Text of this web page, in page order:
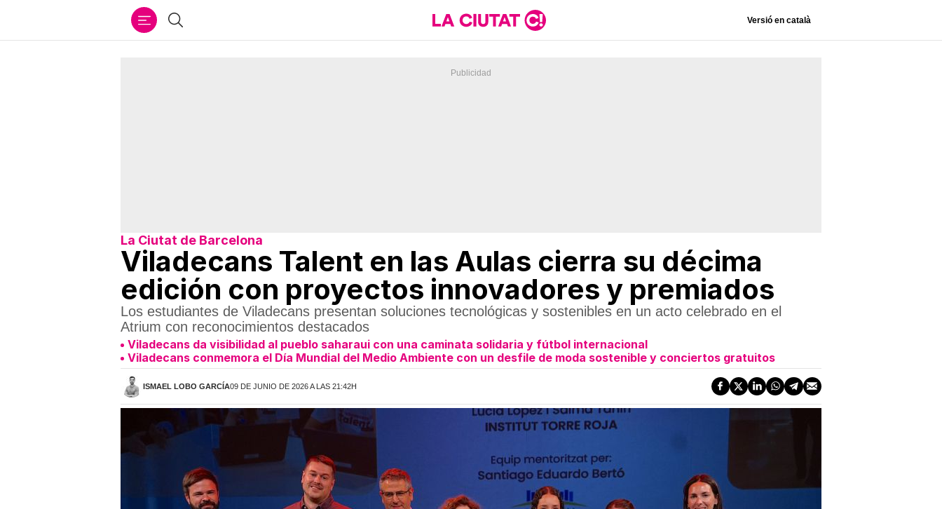
Buscar Versió en català
La Ciutat de Barcelona
Viladecans Talent en las Aulas cierra su décima
edición con proyectos innovadores y premiados
Los estudiantes de Viladecans presentan soluciones tecnológicas y sostenibles en un acto celebrado en el
Atrium con reconocimientos destacados
Viladecans da visibilidad al pueblo saharaui con una caminata solidaria y fútbol internacional
Viladecans conmemora el Día Mundial del Medio Ambiente con un desfile de moda sostenible y conciertos gratuitos
ISMAEL LOBO GARCÍA09 DE JUNIO DE 2026 A LAS 21:42H